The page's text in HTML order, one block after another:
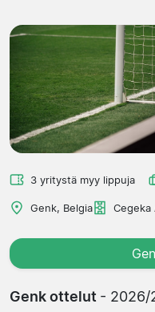
3 yritystä myy lippuja
Genk, Belgia Cegeka
Genk ottelut - 2026/